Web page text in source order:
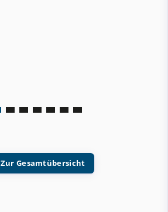
Zur Gesamtübersicht